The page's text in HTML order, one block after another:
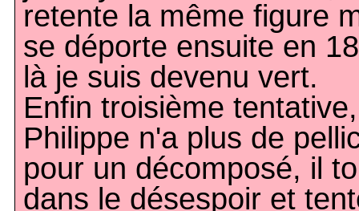
retente la même figure
se déporte ensuite en
là je suis devenu vert.
Enfin troisième tentative,
Philippe n'a plus de
pour un décomposé, il
dans le désespoir et